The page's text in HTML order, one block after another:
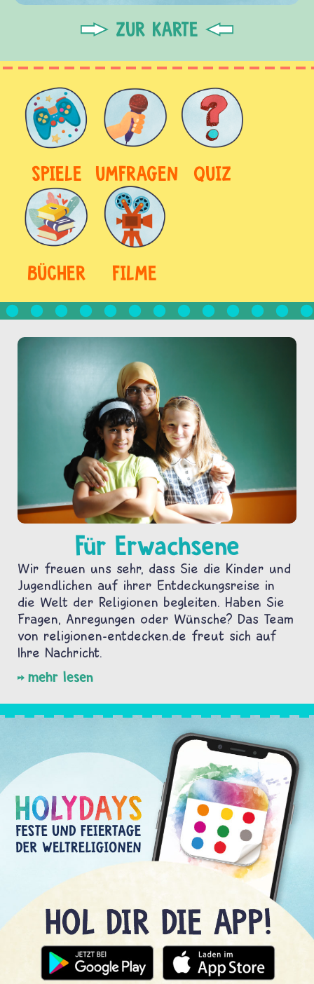
ZUR KARTE
SPIELE UMFRAGEN QUIZ
BÜCHER FILME
Für Erwachsene
Wir freuen uns sehr, dass Sie die Kinder und
Jugendlichen auf ihrer Entdeckungsreise in
die Welt der Religionen begleiten. Haben Sie
Fragen, Anregungen oder Wünsche? Das Team
von religionen-entdecken.de freut sich auf
Ihre Nachricht.
mehr lesen